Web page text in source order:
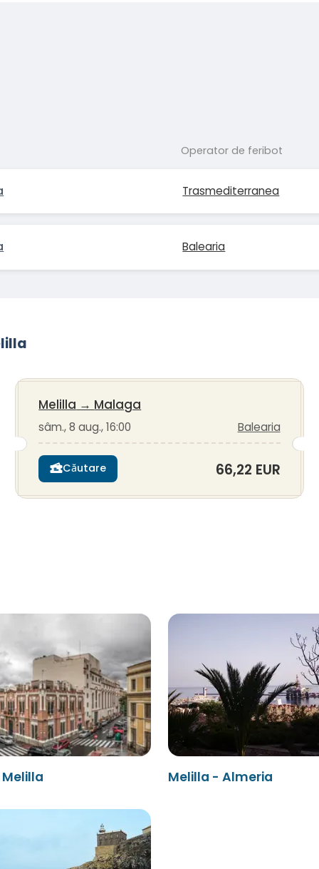
Operator de feribot
Trasmediterranea
Balearia
Melilla → Malaga
sâm., 8 aug., 16:00 Balearia
Căutare 66,22 EUR
Melilla - Almeria